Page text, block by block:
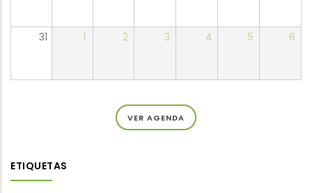
31 1 2 3 4 5 6
VER AGENDA
ETIQUETAS